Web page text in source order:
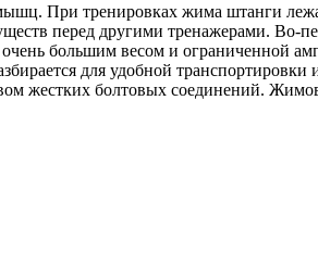
При тренировках жима штанги
перед другими тренажерами.
большим весом и ограниченной
для удобной
жестких болтовых соединений.